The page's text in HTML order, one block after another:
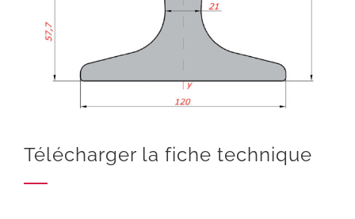
Télécharger la fiche technique